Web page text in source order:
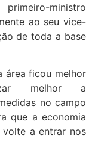
ministro
ao seu vice-
de toda a base
área ficou melhor
melhor a
no campo
que a economia
a entrar nos